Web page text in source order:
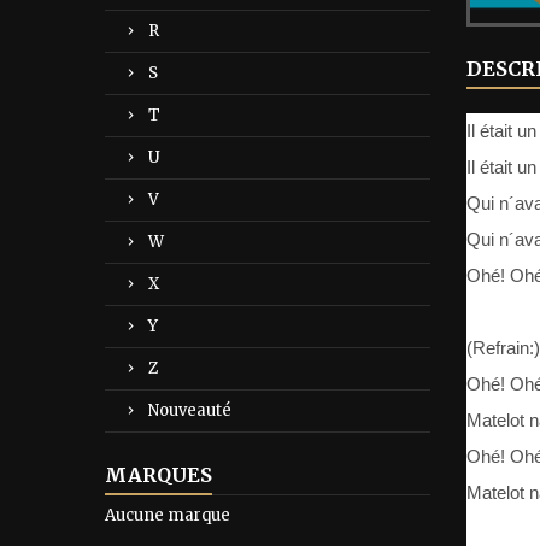
R
S
T
U
V
W
X
Y
Z
Nouveauté
MARQUES
Aucune marque
Il était
Il était
Qui
Qui
Ohé!
(Refrain:)
Ohé!
Matelot
Ohé!
Matelot